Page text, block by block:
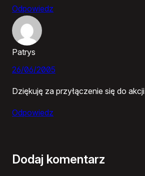
Odpowiedz
Patrys
26/06/2005
Dziękuję za przyłączenie się do
Odpowiedz
Dodaj komentarz